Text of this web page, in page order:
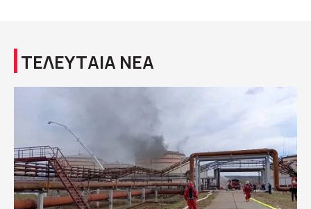
ΤΕΛΕΥΤΑΙΑ ΝΕΑ